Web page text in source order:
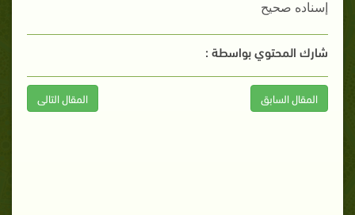
إسناده صحيح
شارك المحتوي بواسطة :
المقال السابق المقال التالى